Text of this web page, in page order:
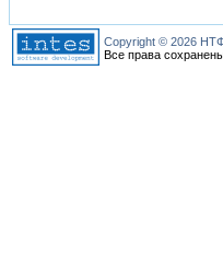
Copyright © 2026
Все права